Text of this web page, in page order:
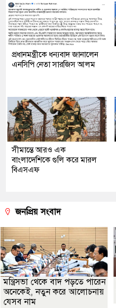
প্রধানমন্ত্রীকে ধন্যবাদ জানালেন
এনসিপি নেতা সারজিস আলম
সীমান্তে আরও এক
বাংলাদেশিকে গুলি করে মারল
বিএসএফ
জনপ্রিয় সংবাদ
মন্ত্রিসভা থেকে বাদ পড়তে পারেন
অনেকেই, নতুন করে আলোচনায়
যেসব নাম